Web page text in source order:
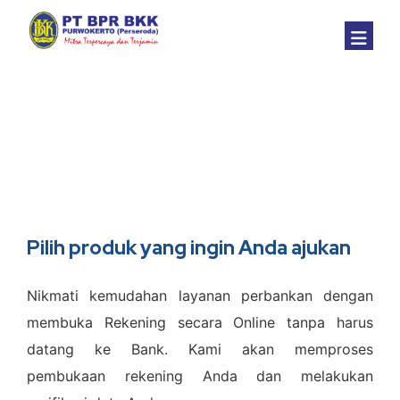
Kredit
Deposito
PPOB
EASY BKK (Mobile App)
Informasi
Berita
Dokumen
Tata Kelola
Struktur Organisasi
Komitmen Pelaksaan
Tentang Kami
Profil Perusahaan
Pilih produk yang ingin Anda ajukan
Nikmati kemudahan layanan perbankan dengan
membuka Rekening secara Online tanpa harus
datang ke Bank. Kami akan memproses
pembukaan rekening Anda dan melakukan